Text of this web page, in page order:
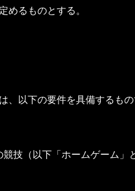
めるものとする。
以下の要件を具備するもの
技（以下「ホームゲーム」